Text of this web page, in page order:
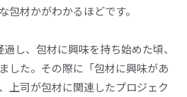
包材かがわかるほどです。
し、包材に興味を持ち始めた頃、
した。その際に「包材に興味があ
上司が包材に関連したプロジェク